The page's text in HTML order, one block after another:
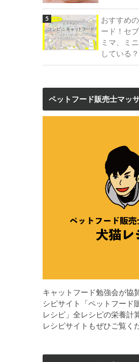
おすすめ
ード！セ
ミマ、ミ
している？
ペットフード販売士マッ
キャットフード勉強会が協
シピサイト「ペットフード
レシピ」全レシピの栄養計
レシピサイトもぜひご覧く